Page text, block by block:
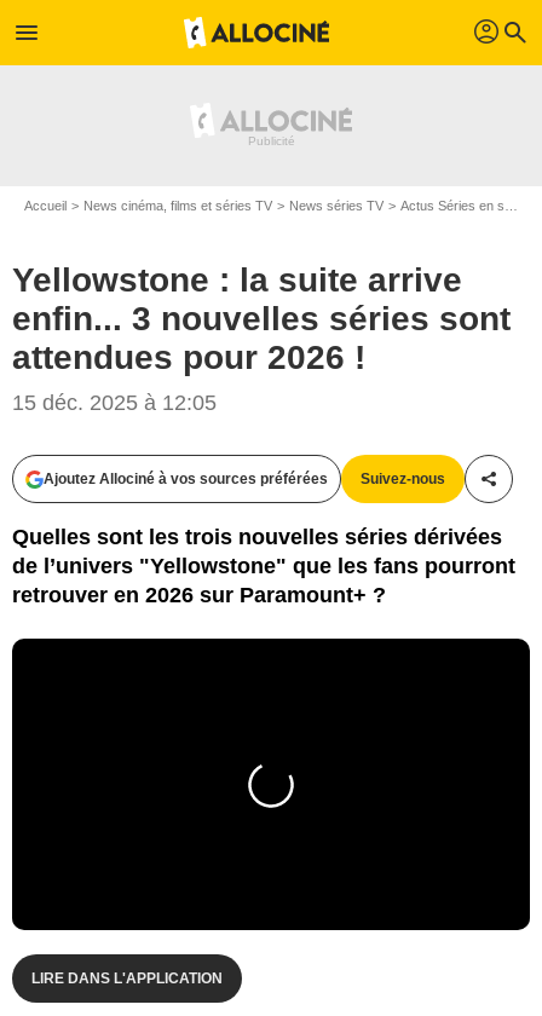
menu profil search
Accueil News cinéma, films et séries TV News séries TV Actus Séries en streaming
Yellowstone : la suite arrive
enfin... 3 nouvelles séries sont
attendues pour 2026 !
15 déc. 2025 à 12:05
Ajoutez Allociné à vos sources préférées Suivez-nous
Quelles sont les trois nouvelles séries dérivées
de l’univers "Yellowstone" que les fans pourront
retrouver en 2026 sur Paramount+ ?
LIRE DANS L'APPLICATION